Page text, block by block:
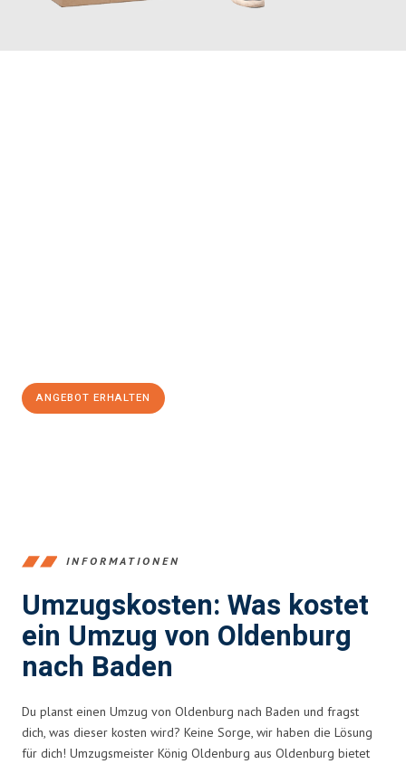
ANGEBOT ERHALTEN
INFORMATIONEN
Umzugskosten: Was kostet
ein Umzug von Oldenburg
nach Baden
Du planst einen Umzug von Oldenburg nach Baden und fragst
dich, was dieser kosten wird? Keine Sorge, wir haben die Lösung
für dich! Umzugsmeister König Oldenburg aus Oldenburg bietet